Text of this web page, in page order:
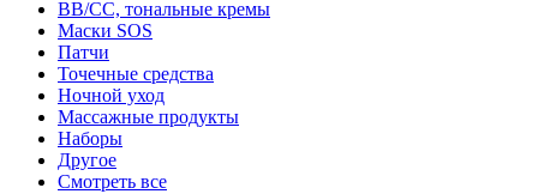
BB/CC, тональные кремы
Маски SOS
Патчи
Точечные средства
Ночной уход
Массажные продукты
Наборы
Другое
Смотреть все